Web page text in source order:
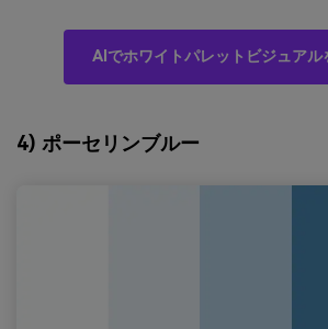
AIでホワイトパレットビジュアル
4) ポーセリンブルー